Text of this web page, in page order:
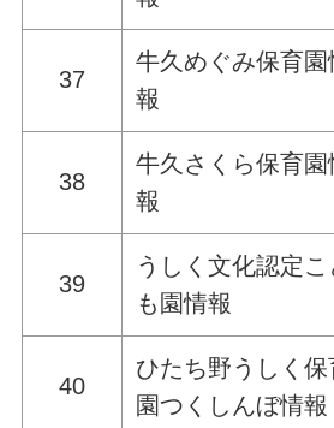
37
牛久めぐみ保育園
報
38
牛久さくら保育園
報
39
うしく文化認定こ
も園情報
40
ひたち野うしく保
園つくしんぼ情報